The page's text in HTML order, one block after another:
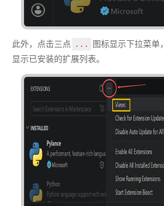
此外，点击三点 ... 图标显示下拉菜单，
显示已安装的扩展列表。